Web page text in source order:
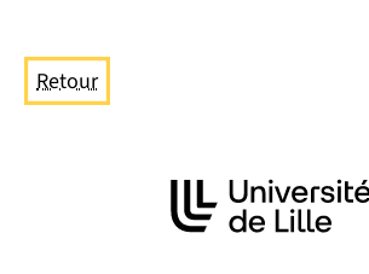
Retour